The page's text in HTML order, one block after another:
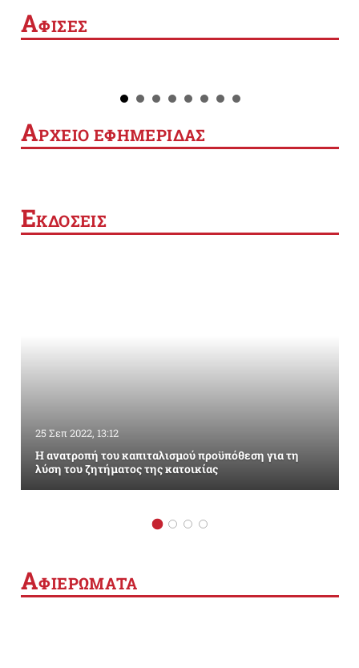
ΑΦΙΣΕΣ
ΑΡΧΕΙΟ ΕΦΗΜΕΡΙΔΑΣ
ΕΚΔΟΣΕΙΣ
25 Σεπ 2022, 13:12
Η ανατροπή του καπιταλισμού προϋπόθεση για τη
λύση του ζητήματος της κατοικίας
ΑΦΙΕΡΩΜΑΤΑ